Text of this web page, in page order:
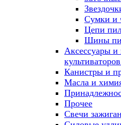
Сумки и
Цепи
Шины
Аксессуары и
Канистры и
Масла и
Прочее
Свечи